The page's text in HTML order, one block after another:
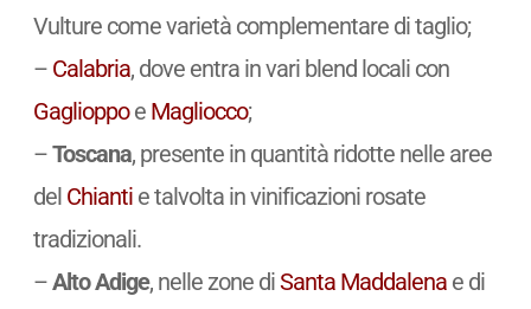
Vulture come varietà complementare di taglio;
– Calabria, dove entra in vari blend locali con
Gaglioppoe Magliocco;
–Toscana, presente in quantità ridotte nelle aree
del Chiantie talvolta in vinificazioni rosate
tradizionali.
–Alto Adige, nelle zone diSanta Maddalenae di